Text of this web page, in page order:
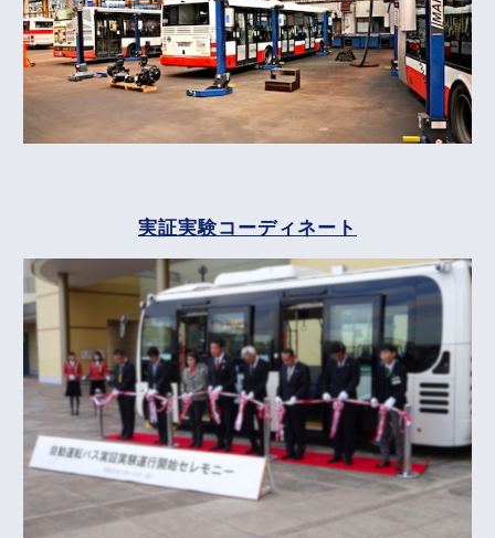
実証実験コーディネート